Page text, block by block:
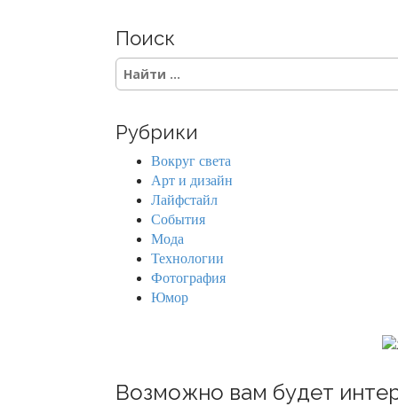
Поиск
S
e
c
Рубрики
Вокруг света
Арт и дизайн
Лайфстайл
События
Мода
Технологии
Фотография
Юмор
Возможно вам будет